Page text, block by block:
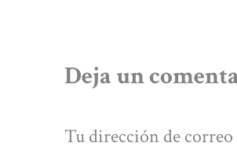
Deja un
Tu dirección de